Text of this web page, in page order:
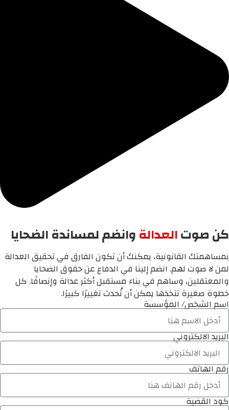
كن صوتالعدالةوانضم لمساندة الضحايا
بمساهمتك القانونية، يمكنك أن تكون الفارق في تحقيق العدالة
لمن لا صوت لهم. انضم إلينا في الدفاع عن حقوق الضحايا
والمعتقلين، وساهم في بناء مستقبل أكثر عدالة وإنصافًا. كل
خطوة صغيرة تتخذها يمكن أن تُحدث تغييرًا كبيرًا.
اسم الشخص/ المؤسسة
البريد الالكتروني
رقم الهاتف
كود القضية